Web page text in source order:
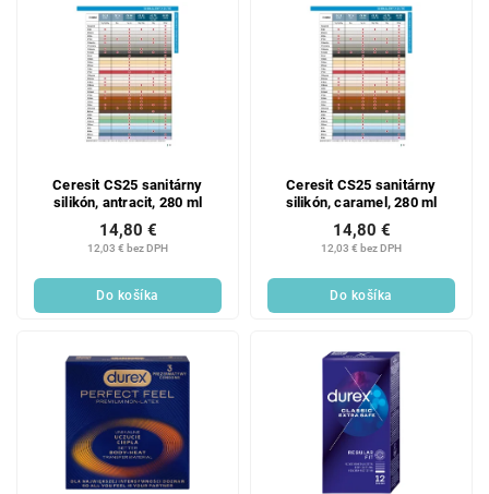
Ceresit CS25 sanitárny
silikón, antracit, 280 ml
12,03 € bez DPH
14,80 €
Do košíka
Ceresit CS25 sanitárny
silikón, caramel, 280 ml
12,03 € bez DPH
14,80 €
Do košíka